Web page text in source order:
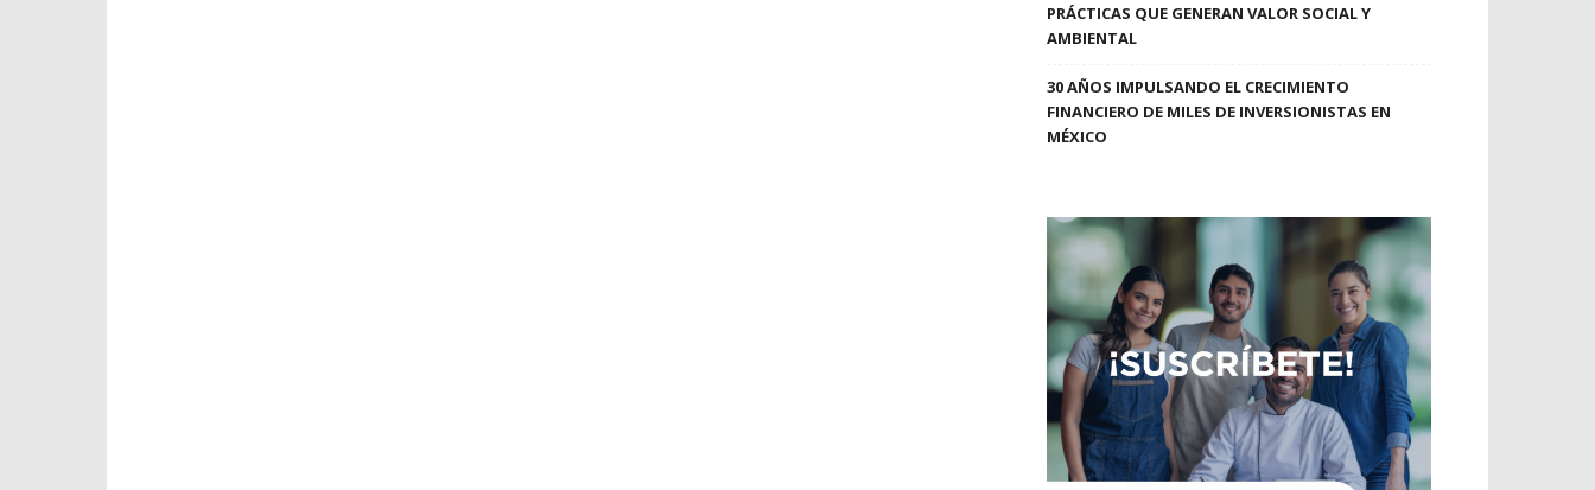
PRÁCTICAS QUE GENERAN VALOR SOCIAL Y
AMBIENTAL
30 AÑOS IMPULSANDO EL CRECIMIENTO
FINANCIERO DE MILES DE INVERSIONISTAS EN
MÉXICO